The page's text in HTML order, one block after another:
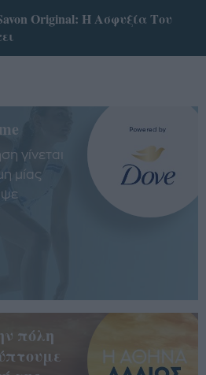
Original: Η Ασφυξία Του
γίνεται
μίας
πόλη